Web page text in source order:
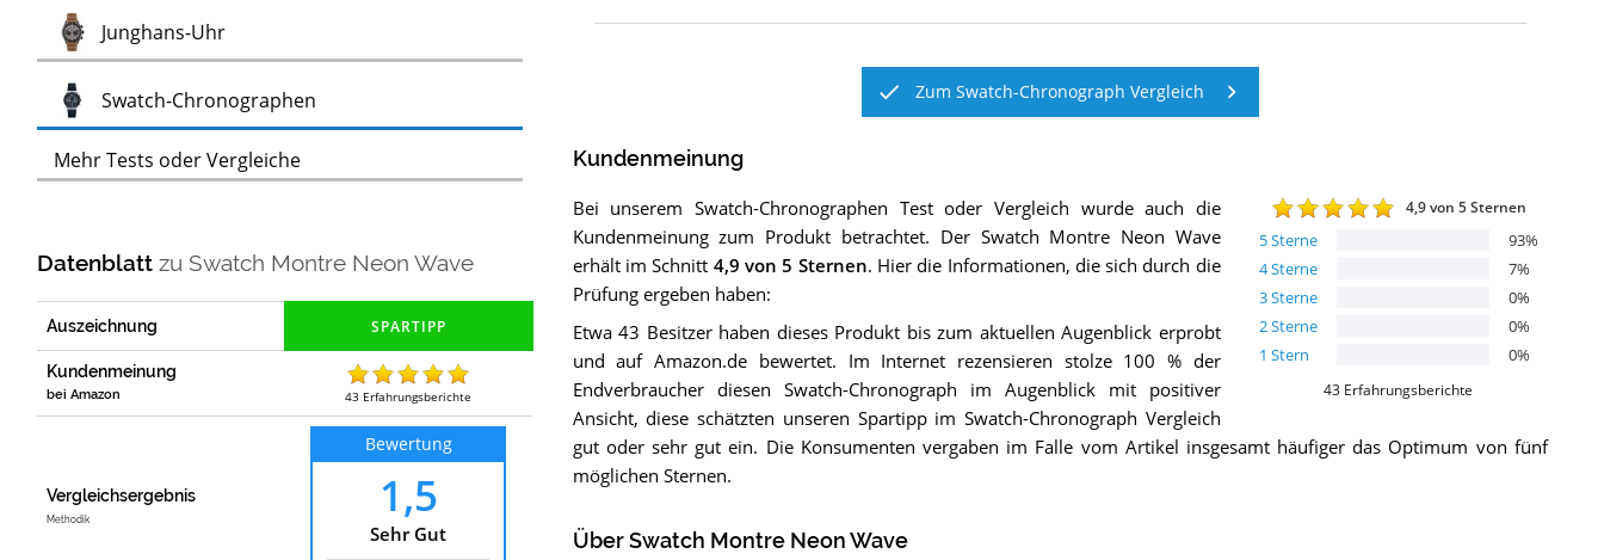
Junghans-UhrTest
Swatch-Chronographen
Mehr Tests oder Vergleiche
Datenblattzu Swatch Montre Neon Wave
Auszeichnung
Kundenmeinung
bei Amazon 43 Erfahrungsberichte
Vergleichsergebnis
Methodik
Bewertung
1,5
Sehr Gut
Zum Swatch-Chronograph Vergleich
Kundenmeinung
4,9von 5 Sternen
5Sterne 93%
4Sterne 7%
3Sterne 0%
2Sterne 0%
1 Stern 0%
43 Erfahrungsberichte
Bei unserem Swatch-Chronographen Test oder Vergleich wurde auch die
Kundenmeinung zum Produkt betrachtet. Der Swatch Montre Neon Wave
erhält im Schnitt 4,9 von 5 Sternen. Hier die Informationen, die sich durch die
Prüfung ergeben haben:
Etwa 43 Besitzer haben dieses Produkt bis zum aktuellen Augenblick erprobt
und auf Amazon.de bewertet. Im Internet rezensieren stolze 100 % der
Endverbraucher diesen Swatch-Chronograph im Augenblick mit positiver
Ansicht, diese schätzten unseren Spartipp im Swatch-Chronograph Vergleich
gut oder sehr gut ein. Die Konsumenten vergaben im Falle vom Artikel insgesamt häufiger das Optimum von fünf
möglichen Sternen.
Über Swatch Montre Neon Wave